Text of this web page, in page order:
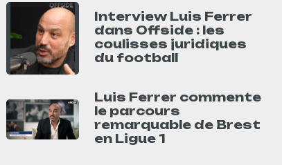
Interview Luis Ferrer
dans Offside : les
coulisses juridiques
du football
Luis Ferrer commente
le parcours
remarquable de Brest
en Ligue 1